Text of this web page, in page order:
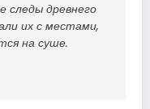
следы древнего
их с местами,
на суше.